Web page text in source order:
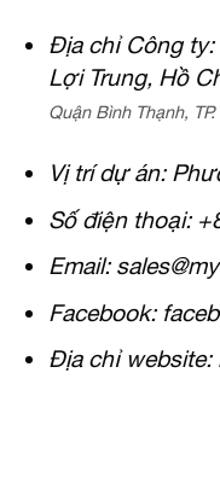
Địa chỉ Công
Lợi Trung, Hồ
Quận Bình Thạnh,
Vị trí dự án:
Số điện thoại:
Email:
Facebook:
Địa chỉ